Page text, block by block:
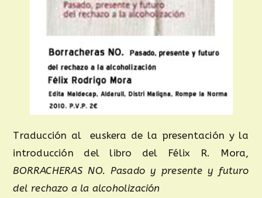
Traducción al
euskera de la presentación y la
introducción del libro del Félix R. Mora,
BORRACHERAS NO. Pasado y presente y futuro
del rechazo a la alcoholización